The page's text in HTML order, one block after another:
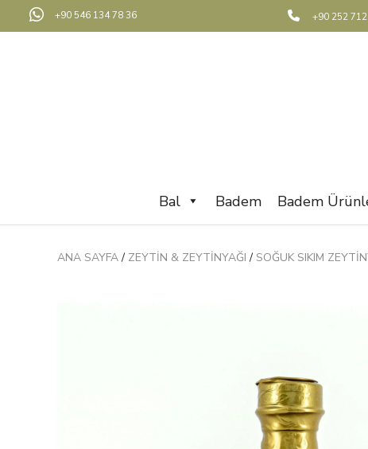
+90 546 134 78 36 +90 252
Bal Badem Badem
ANA SAYFA/ ZEYTIN & ZEYTINYAĞI / SOĞUK SIKIM